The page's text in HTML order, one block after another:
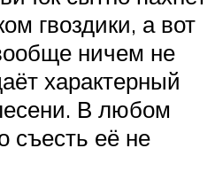
гвоздики, а вот
ничем не
характерный
В любом
съесть её не